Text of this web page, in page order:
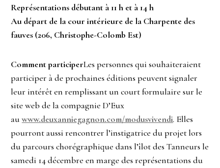
Représentations débutant à 11 h et à 14 h
Au départ de la cour intérieure de la Charpente des
fauves (206, Christophe-Colomb Est)
Comment participerLes personnes qui souhaiteraient
participer à de prochaines éditions peuvent signaler
leur intérêt en remplissant un court formulaire sur le
site web de la compagnie D’Eux
auwww.deuxanniegagnon.com/modusvivendi. Elles
pourront aussi rencontrer l’instigatrice du projet lors
du parcours chorégraphique dans l’îlot des Tanneurs le
samedi 14 décembre en marge des représentations du